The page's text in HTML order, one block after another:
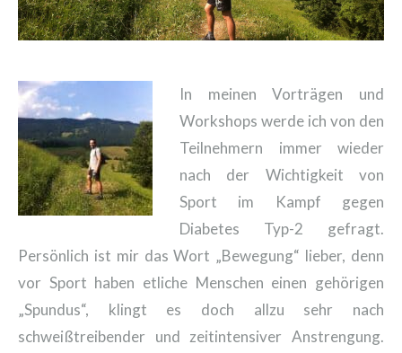
In meinen Vorträgen und
Workshops werde ich von den
Teilnehmern immer wieder
nach der Wichtigkeit von
Sport im Kampf gegen
Diabetes Typ-2 gefragt.
Persönlich ist mir das Wort „Bewegung“ lieber, denn
vor Sport haben etliche Menschen einen gehörigen
„Spundus“, klingt es doch allzu sehr nach
schweißtreibender und zeitintensiver Anstrengung.